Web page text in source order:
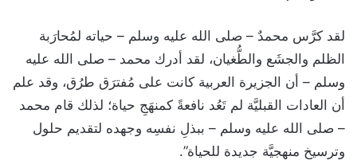
لقد كرَّس محمدٌ – صلى الله عليه وسلم – حياته لمُحارَبة
الظلم والجشَع والطُّغيان، لقد أدرك محمد – صلى الله عليه
وسلم – أن الجزيرة العربية كانت على مُفترَق طرُق، وقد علم
أن العادات القبليَّة لم تَعُد نافعةً كمنهَجِ حياة؛ لذلك قام محمد
– صلى الله عليه وسلم – ببذلِ نفسِه وجهده لتقديم حلول
وترسيخ منهجيَّة جديدة للحياة”.